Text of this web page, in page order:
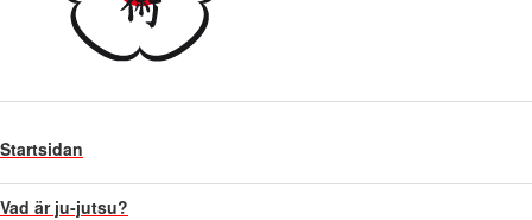
Startsidan
Vad är ju-jutsu?